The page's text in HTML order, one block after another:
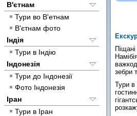
В'єтнам
Тури во В'етнам
В'єтнам фото
Індія
Тури в Індію
Індонезія
Тури до Індонезії
Фото Індонезія
Іран
Тури в Іран
зебри
Тури в